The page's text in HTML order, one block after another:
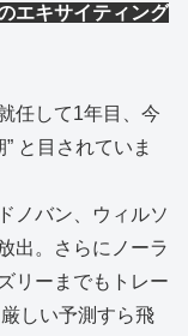
エキサイティング
任して1年目、今
と目されていま
ノバン、ウィルソ
出。さらにノーラ
リーまでもトレー
しい予測すら飛